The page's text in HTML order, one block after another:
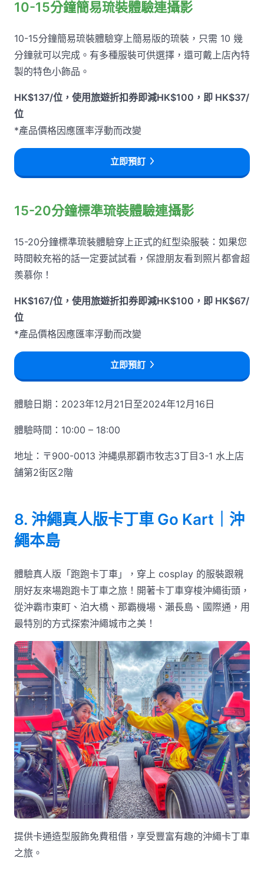
10-15分鐘簡易琉裝體驗連攝影
10-15分鐘簡易琉裝體驗穿上簡易版的琉裝，只需 10 幾
分鐘就可以完成。有多種服裝可供選擇，還可戴上店內特
製的特色小飾品。
HK$137/位，使用旅遊折扣券即減HK$100，即 HK$37/
位
*產品價格因應匯率浮動而改變
立即預訂
15-20分鐘標準琉裝體驗連攝影
15-20分鐘標準琉裝體驗穿上正式的紅型染服裝：如果您
時間較充裕的話一定要試試看，保證朋友看到照片都會超
羨慕你！
HK$167/位，使用旅遊折扣券即減HK$100，即 HK$67/
位
*產品價格因應匯率浮動而改變
立即預訂
體驗日期：2023年12月21日至2024年12月16日
體驗時間：10:00 – 18:00
地址：〒900-0013 沖縄県那覇市牧志3丁目3-1 水上店
舗第2街区2階
8. 沖繩真人版卡丁車 Go Kart｜沖
繩本島
體驗真人版「跑跑卡丁車」，穿上 cosplay 的服裝跟親
朋好友來場跑跑卡丁車之旅！開著卡丁車穿梭沖繩街頭，
從沖霸市東町、泊大橋、那霸機場、瀨長島、國際通，用
最特別的方式探索沖繩城市之美！
提供卡通造型服飾免費租借，享受豐富有趣的沖繩卡丁車
之旅。